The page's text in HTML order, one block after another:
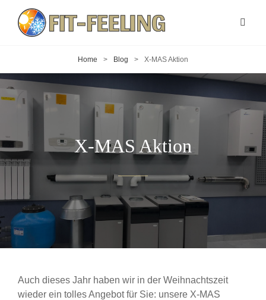
Home > Blog > X-MAS Aktion
X-MAS Aktion
Auch dieses Jahr haben wir in der Weihnachtszeit
wieder ein tolles Angebot für Sie: unsere X-MAS